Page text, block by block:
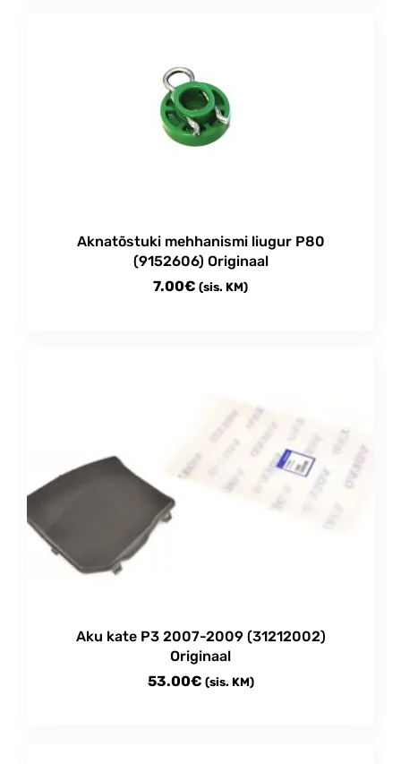
Aknatõstuki mehhanismi liugur P80
(9152606) Originaal
7.00€ (sis. KM)
Aku kate P3 2007-2009 (31212002)
Originaal
53.00€ (sis. KM)